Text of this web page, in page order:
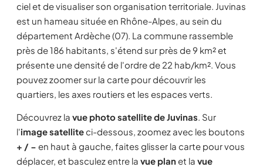
ciel et de visualiser son organisation territoriale. Juvinas
est un hameau située en Rhône-Alpes, au sein du
département Ardèche (07). La commune rassemble
près de 186 habitants, s'étend sur près de 9 km² et
présente une densité de l'ordre de 22 hab/km². Vous
pouvez zoomer sur la carte pour découvrir les
quartiers, les axes routiers et les espaces verts.
Découvrez la vue photo satellite de Juvinas. Sur
l'image satelliteci-dessous, zoomez avec les boutons
+ / − en haut à gauche, faites glisser la carte pour vous
déplacer, et basculez entre la vue planet la vue